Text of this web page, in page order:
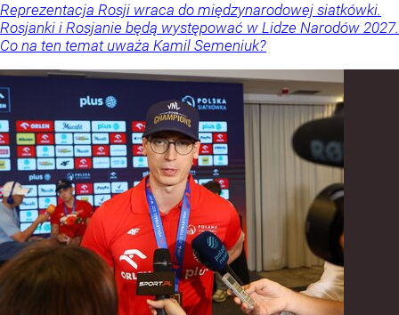
Reprezentacja Rosji wraca do międzynarodowej siatkówki.
Rosjanki i Rosjanie będą występować w Lidze Narodów 2027.
Co na ten temat uważa Kamil Semeniuk?